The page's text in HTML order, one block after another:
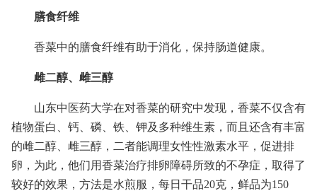
膳食纤维
香菜中的膳食纤维有助于消化，保持肠道健康。
雌二醇、雌三醇
山东中医药大学在对香菜的研究中发现，香菜不仅含有
植物蛋白、钙、磷、铁、钾及多种维生素，而且还含有丰富
的雌二醇、雌三醇，二者能调理女性性激素水平，促进排
卵，为此，他们用香菜治疗排卵障碍所致的不孕症，取得了
较好的效果，方法是水煎服，每日干品20克，鲜品为150